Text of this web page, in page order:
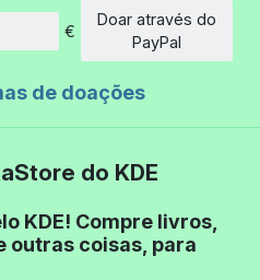
Montante
€
Doar através do
PayPal
de doações
do KDE
KDE! Compre livros,
outras coisas, para